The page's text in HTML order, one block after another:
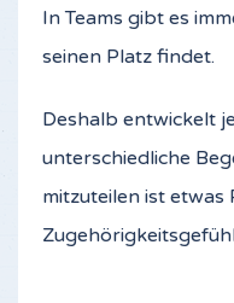
In Teams gibt es
seinen Platz findet.
Deshalb entwickelt
unterschiedliche
mitzuteilen ist etwas